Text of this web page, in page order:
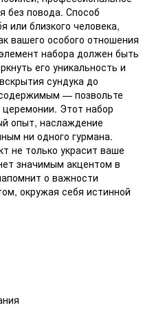
без повода. Способ
или близкого человека,
вашего особого отношения
набора должен быть
его уникальность и
сундука до
— позвольте
Этот набор
опыт, наслаждение
ни одного гурмана.
не только украсит ваше
значимым акцентом в
о важности
окружая себя истинной